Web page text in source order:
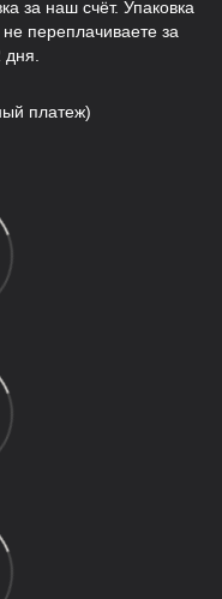
за наш счёт. Упаковка
переплачиваете за
платеж)